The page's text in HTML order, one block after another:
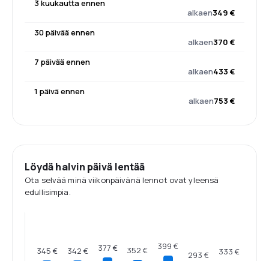
3 kuukautta ennen
alkaen349 €
30 päivää ennen
alkaen370 €
7 päivää ennen
alkaen433 €
1 päivä ennen
alkaen753 €
Löydä halvin päivä lentää
Ota selvää minä viikonpäivänä lennot ovat yleensä
edullisimpia.
345 € 342 € 377 € 352 € 399 €
293 € 333 €